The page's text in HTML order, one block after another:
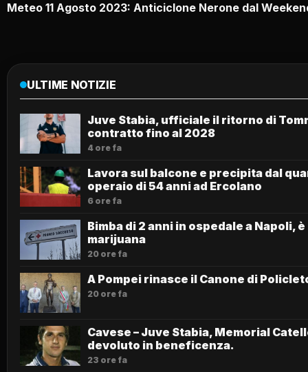
Meteo 11 Agosto 2023: Anticiclone Nerone dal
ULTIME NOTIZIE
Juve Stabia, ufficiale il ritorno di
contratto fino al 2028
4 ore fa
Lavora sul balcone e precipita dal
operaio di 54 anni ad Ercolano
6 ore fa
Bimba di 2 anni in ospedale a Napoli,
marijuana
20 ore fa
A Pompei rinasce il Canone di
20 ore fa
Cavese – Juve Stabia, Memorial
devoluto in beneficenza.
23 ore fa